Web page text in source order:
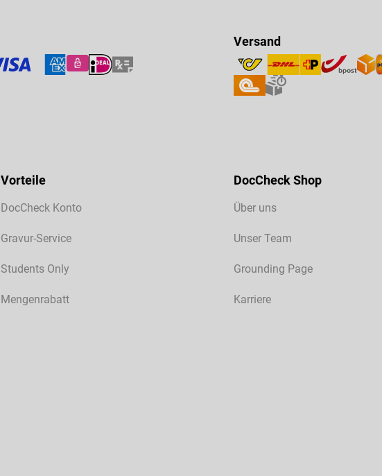
Versand
Vorteile
DocCheck Konto
Gravur-Service
Students Only
Mengenrabatt
DocCheck Shop
Über uns
Unser Team
Grounding Page
Karriere